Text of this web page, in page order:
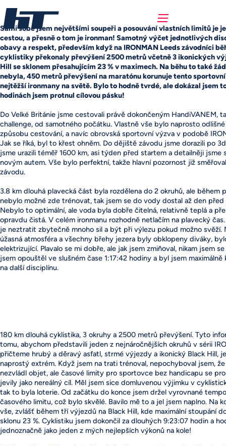
Sami sobě jsem největšími soupeři a posouvání vlastních limitů je
cestou, a přesně o tom je ironman! Samotný výčet jednotlivých
obavy a respekt, především když na IRONMAN Leeds závodníci
cyklistiky překonaly převýšení 2500 metrů včetně 3 ikonických
Hill se sklonem přesahujícím 23 % v maximech. Na běhu to také
nebyla, 450 metrů převýšení na maratónu korunuje tento
nejtěžší ironmany na světě. Bylo to hodně tvrdé, ale dokázal jsem
hodinách jsem protnul cílovou pásku!
Do Velké Británie jsme cestovali právě dokončeným HandiVANEM,
challenge, od samotného počátku. Vlastně vše bylo naprosto
způsobu cestování, a navíc obrovská sportovní výzva v podobě
Jak se říká, byl to křest ohněm. Do dějiště závodu jsme dorazili po
jsme urazili téměř 1600 km, asi týden před startem a detailněji jsme
novým autem. Vše bylo perfektní, takže hlavní pozornost již
závodu.
3.8 km dlouhá plavecká část byla rozdělena do 2 okruhů, ale během
nebylo možné zde trénovat, tak jsem se do vody dostal až den před
Nebylo to optimální, ale voda byla dobře čitelná, relativně teplá a
opravdu čistá. V celém ironmanu rozhodně netlačím na plavecký
je neztratit zbytečně mnoho sil a být při výlezu pokud možno svěží.
úžasná atmosféra a všechny břehy jezera byly obklopeny diváky,
elektrizující. Plavalo se mi dobře, ale jak jsem zmiňoval, nikam jsem
jsem opouštěl ve slušném čase 1:17:42 hodiny a byl jsem maximálně
na další disciplínu.
180 km dlouhá cyklistika, 3 okruhy a 2500 metrů převýšení. Tyto
tomu, abychom představili jeden z nejnáročnějších okruhů v sérii
přičteme hrubý a děravý asfatl, strmé výjezdy a ikonický Black Hill,
naprostý extrém. Když jsem na trati trénoval, nepochyboval jsem,
nezvládl objet, ale časové limity pro sportovce bez handicapu se
jevily jako nereálný cíl. Měl jsem sice domluvenou výjimku v
tak to byla loterie. Od začátku do konce jsem držel vyrovnané
časového limitu, což bylo skvělé. Bavilo mě to a jel jsem naplno. Na
vše, zvlášť během tří výjezdů na Black Hill, kde maximální stoupání
sklonu 23 %. Cyklistiku jsem dokončil za dlouhých 9:23:07 hodin a
jednoznačně jako jeden z mých nejlepších výkonů na kole!